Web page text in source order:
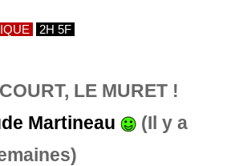
2H 5F
LE MURET !
Martineau
(Il y a